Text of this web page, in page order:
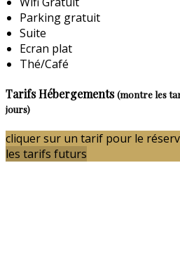
Parking gratuit
Suite
Ecran plat
Thé/Café
Tarifs Hébergements(montre les
jours)
cliquer sur un tarif pour le
les tarifs futurs